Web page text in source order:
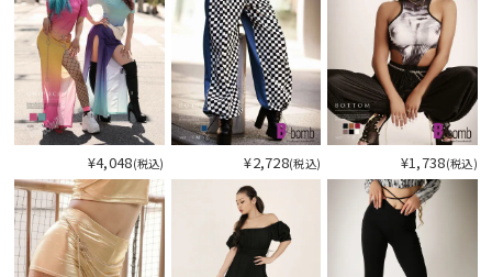
¥4,048(税込) ¥2,728(税込) ¥1,738(税込)